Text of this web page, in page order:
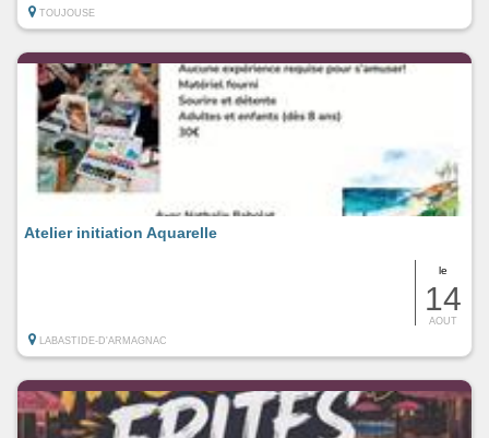
TOUJOUSE
le
14
AOUT
Atelier initiation Aquarelle
LABASTIDE-D'ARMAGNAC